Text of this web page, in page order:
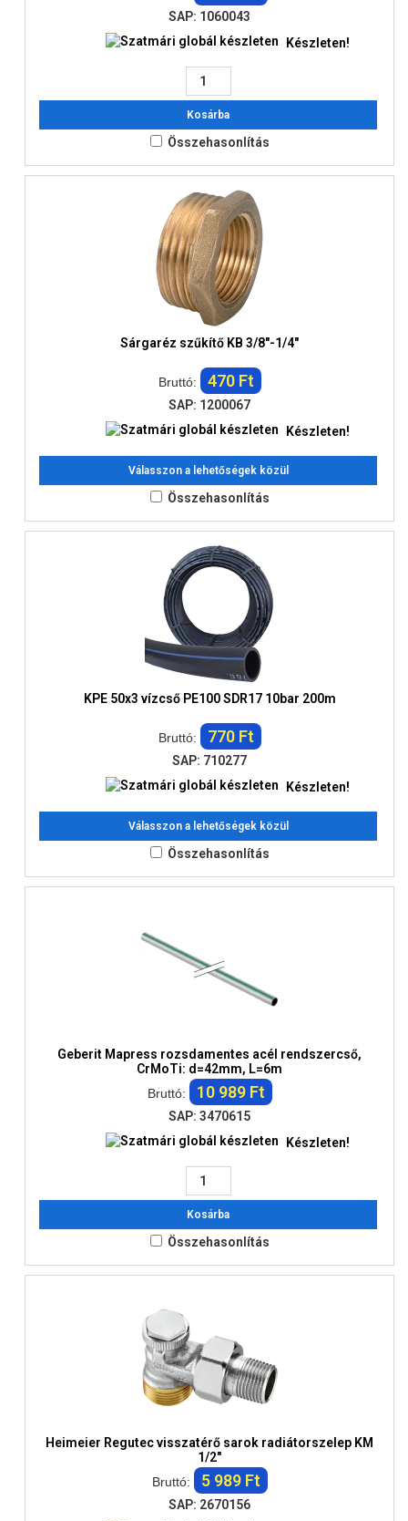
SAP: 1060043
Készleten!
Kosárba
Összehasonlítás
Sárgaréz szűkítő KB 3/8"-1/4"
Bruttó: 470 Ft
SAP: 1200067
Készleten!
Válasszon a lehetőségek közül
Összehasonlítás
KPE 50x3 vízcső PE100 SDR17 10bar 200m
Bruttó: 770 Ft
SAP: 710277
Készleten!
Válasszon a lehetőségek közül
Összehasonlítás
Geberit Mapress rozsdamentes acél rendszercső,
CrMoTi: d=42mm, L=6m
Bruttó:
10 989 Ft
SAP: 3470615
Készleten!
Kosárba
Összehasonlítás
Heimeier Regutec visszatérő sarok radiátorszelep KM
1/2"
Bruttó:
5 989 Ft
SAP: 2670156